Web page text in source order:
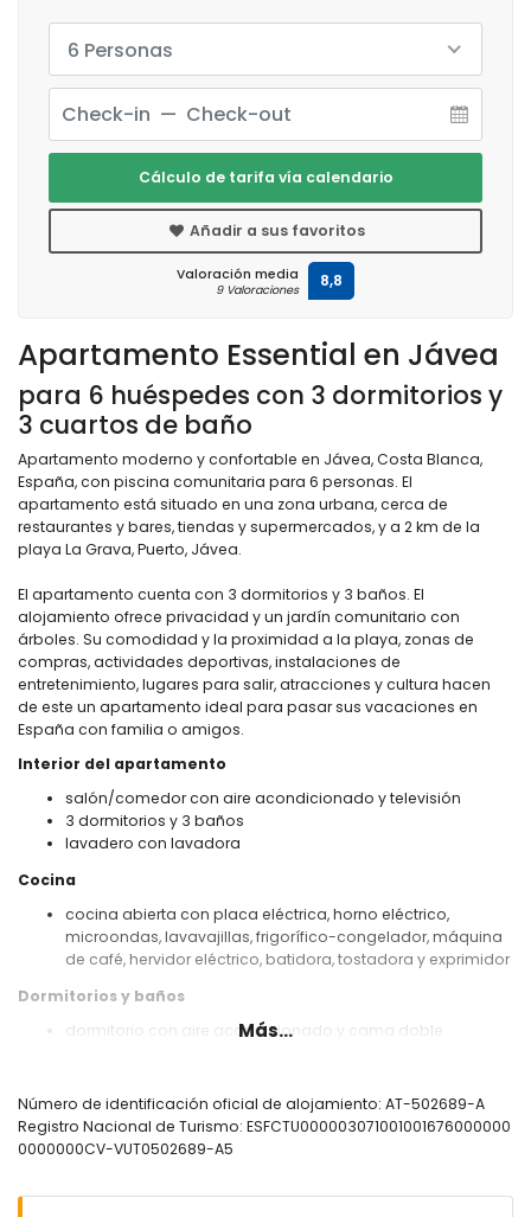
Apartamento Essential en Jávea
para 6 huéspedes con 3 dormitorios y
3 cuartos de baño
Apartamento moderno y confortable en Jávea, Costa Blanca,
España, con piscina comunitaria para 6 personas. El
apartamento está situado en una zona urbana, cerca de
restaurantes y bares, tiendas y supermercados, y a 2 km de la
playa La Grava, Puerto, Jávea.
El apartamento cuenta con 3 dormitorios y 3 baños. El
alojamiento ofrece privacidad y un jardín comunitario con
árboles. Su comodidad y la proximidad a la playa, zonas de
compras, actividades deportivas, instalaciones de
entretenimiento, lugares para salir, atracciones y cultura hacen
de este un apartamento ideal para pasar sus vacaciones en
España con familia o amigos.
Interior del apartamento
salón/comedor con aire acondicionado y televisión
3 dormitorios y 3 baños
lavadero con lavadora
Cocina
cocina abierta con placa eléctrica, horno eléctrico,
microondas, lavavajillas, frigorífico-congelador, máquina
de café, hervidor eléctrico, batidora, tostadora y exprimidor
Dormitorios y baños
dormitorio con aire acondicionado y cama doble
2 baños cada uno con lavabo, ducha y WC
baño adicional
Exterior del apartamento
parcela grande y cerrada
Más...
Número de identificación oficial de alojamiento: AT-502689-A
Registro Nacional de Turismo: ESFCTU000003071001001676000000
0000000CV-VUT0502689-A5
6 Personas
Cálculo de tarifa vía calendario
Añadir a sus favoritos
Valoración media
9 Valoraciones 8,8